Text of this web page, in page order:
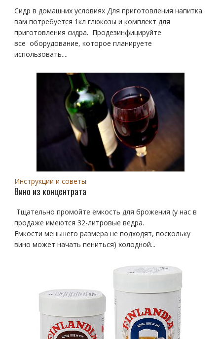
Сидр в домашних условиях Для приготовления напитка
вам потребуется 1кл глюкозы и комплект для
приготовления сидра. Продезинфицируйте
все оборудование, которое планируете
использовать....
Инструкции и советы
Вино из концентрата
Тщательно промойте емкость для брожения (у нас в
продаже имеются 32-литровые ведра.
Емкости меньшего размера не подходят, поскольку
вино может начать пениться) холодной...